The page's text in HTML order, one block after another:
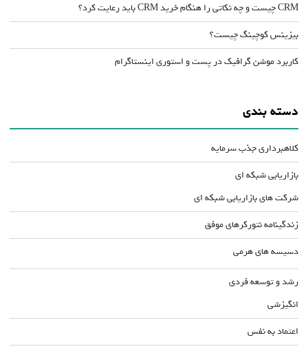
CRM چیست و چه نکاتی را هنگام خرید CRM باید رعایت کرد؟
بیزینس کوچینگ چیست؟
کاربرد موشن گرافیک در پست و استوری اینستاگرام
دسته بندی
کلاهبرداری جذب سرمایه
بازاریابی شبکه ای
شرکت های بازاریابی شبکه ای
زندگینامه نتورکرهای موفق
دسیسه های هرمی
رشد و توسعه فردی
انگیزشی
اعتماد به نفس